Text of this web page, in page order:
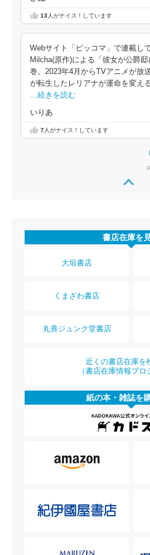
13人がナイス！しています
Webサイト「ピッコマ」で連載し
Milcha(原作)による「彼女が公爵
巻。2023年4月からTVアニメが放
が転生したレリアナが運命を変え
…続きを読む
いりあ
7人がナイス！しています
書店在庫を
大垣書店
くまざわ書店
丸善ジュンク堂書店
近くの書店在庫を
（書店在庫情報プロ
紙の本・雑誌を